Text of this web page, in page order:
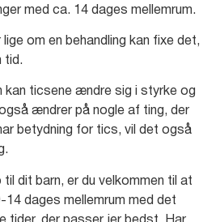
med ca. 14 dages mellemrum.
om en behandling kan fixe det,
tid.
kan ticsene ændre sig i styrke og
ændrer på nogle af ting, der
betydning for tics, vil det også
til dit barn, er du velkommen til at
14 dages mellemrum med det